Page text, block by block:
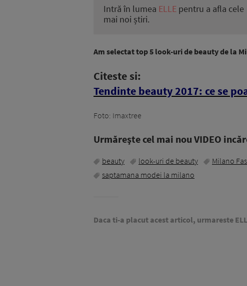
Intră în lumea ELLE pentru a afla cele
mai noi știri.
Am selectat top 5 look-uri de beauty de la
Citeste si:
Tendinte beauty 2017: ce se
Foto: Imaxtree
Urmăreşte cel mai nou VIDEO
beauty look-uri de beauty Milano
saptamana modei la milano
Daca ti-a placut acest articol, urmareste